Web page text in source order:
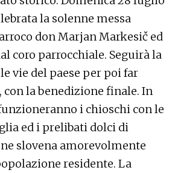
la solenne messa
don Marjan Markesič ed
coro parrocchiale. Seguirà la
vie del paese per poi far
la benedizione finale. In
i chioschi con le
ed i prelibati dolci di
slovena amorevolmente
residente. La